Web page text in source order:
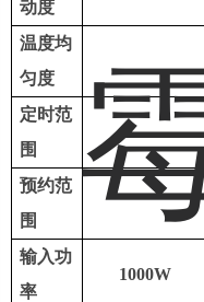
动度
温度均
匀度
定时范
围
预约范
围
输入功
率
1000W